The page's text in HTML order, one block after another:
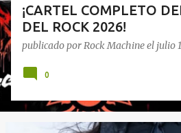
¡CARTEL COMPLETO
DEL ROCK 2026!
publicado porRock Machineel julio
0